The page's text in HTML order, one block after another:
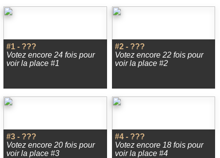
#1 - ???
Votez encore 24 fois pour
voir la place #1
#2 - ???
Votez encore 22 fois pour
voir la place #2
#3 - ???
Votez encore 20 fois pour
voir la place #3
#4 - ???
Votez encore 18 fois pour
voir la place #4